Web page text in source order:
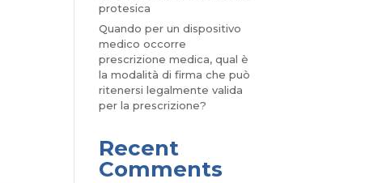
protesica
Quando per un dispositivo
medico occorre
prescrizione medica, qual è
la modalità di firma che può
ritenersi legalmente valida
per la prescrizione?
Recent
Comments